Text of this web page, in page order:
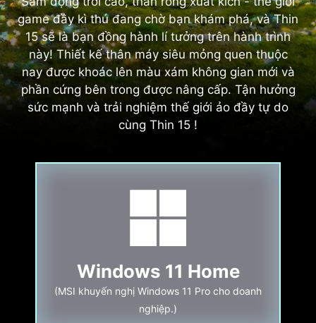
game đầy kì thú đang chờ bạn khám phá, và Thin
15 sẽ là bạn đồng hành lí tưởng trên hành trình
này! Thiết kế thân máy siêu mỏng quen thuộc
nay được khoác lên màu xám không gian mới và
phần cứng bên trong được nâng cấp. Tận hưởng
sức mạnh và trải nghiệm thế giới ảo đầy tự do
cùng Thin 15 !
Windows 11 Home
(MSI khuyến nghị Windows 11 Pro cho doanh
nghiệp.)